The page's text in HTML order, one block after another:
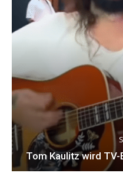
Tom Kaulitz wird